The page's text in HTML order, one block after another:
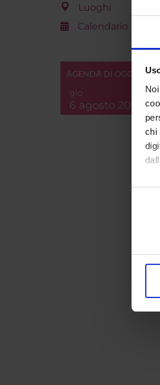
chi
di
Luoghi
Calendario
AGENDA DI OGGI
gio
6 agosto 2026